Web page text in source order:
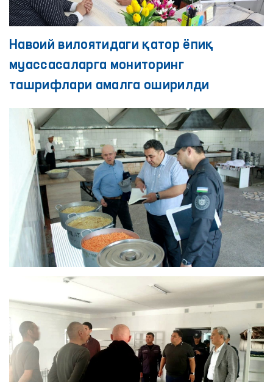
Навоий вилоятидаги қатор ёпиқ
муассасаларга мониторинг
ташрифлари амалга оширилди